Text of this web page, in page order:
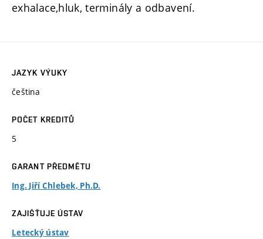
exhalace,hluk, terminály a odbavení.
JAZYK VÝUKY
čeština
POČET KREDITŮ
5
GARANT PŘEDMĚTU
Ing. Jiří Chlebek, Ph.D.
ZAJIŠŤUJE ÚSTAV
Letecký ústav